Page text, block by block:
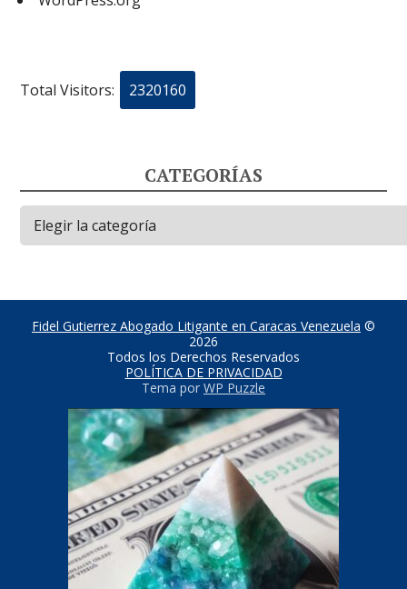
Total Visitors: 2320160
CATEGORÍAS
Categorías
Fidel Gutierrez Abogado Litigante en Caracas Venezuela ©
2026
Todos los Derechos Reservados
POLÍTICA DE PRIVACIDAD
Tema por WP Puzzle